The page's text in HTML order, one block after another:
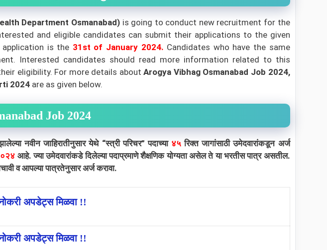
Department Osmanabad) is going to conduct new recruitment for the
and eligible candidates can submit their applications to the given
is the 31st of January 2024. Candidates who have the same
Interested candidates should read more information related to this
eligibility. For more details aboutArogya Vibhag Osmanabad Job 2024,
2024are as given below.
Job 2024
नवीन जाहिरातीनुसार येथे “स्त्री परिचर” पदाच्या ४५रिक्त जागांसाठी उमेदवारांकडून अर्ज
आहे. ज्या उमेदवारांकडे दिलेल्या पदाप्रमाणे शैक्षणिक योग्यता असेल ते या भरतीस पात्र असतील.
व आपल्या पात्रतेनुसार अर्ज करावा.
अपडेट्स मिळवा !!
अपडेट्स मिळवा !!